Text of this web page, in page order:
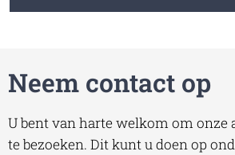
Neem contact op
U bent van harte welkom om onze
te bezoeken. Dit kunt u doen op